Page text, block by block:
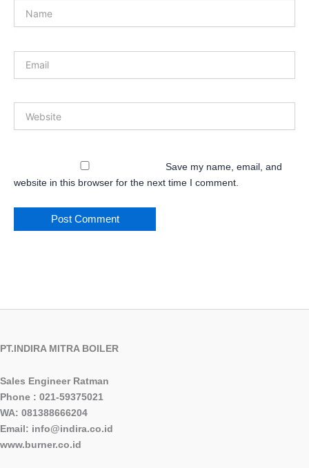
Save my name, email, and
website in this browser for the next time I comment.
PT.INDIRA MITRA BOILER
Sales Engineer Ratman
Phone : 021-59375021
WA: 081388666204
Email: info@indira.co.id
www.burner.co.id